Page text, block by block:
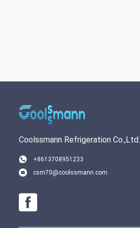
Coolssmann Refrigeration Co.,Ltd.
+8613708951233
csm70@coolssmann.com